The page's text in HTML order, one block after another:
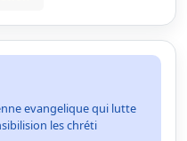
evangelique qui lutte
les chréti